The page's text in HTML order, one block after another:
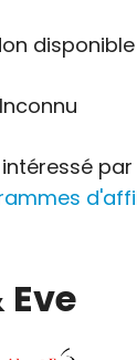
disponible
Inconnu